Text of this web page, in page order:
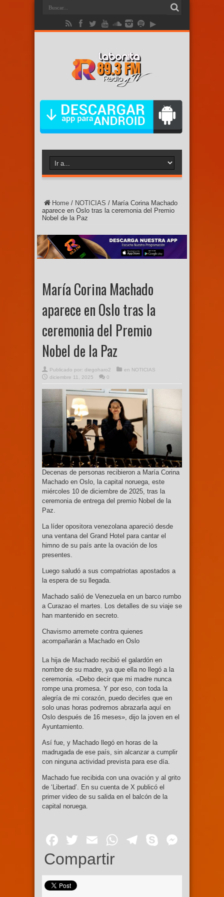
Home / NOTICIAS / María Corina Machado
aparece en Oslo tras la ceremonia del Premio
Nobel de la Paz
María Corina Machado
aparece en Oslo tras la
ceremonia del Premio
Nobel de la Paz
Publicado por: diegoharo2 en NOTICIAS
diciembre 11, 2025
0
Decenas de personas recibieron a María Corina
Machado en Oslo, la capital noruega, este
miércoles 10 de diciembre de 2025, tras la
ceremonia de entrega del premio Nobel de la
Paz.
La líder opositora venezolana apareció desde
una ventana del Grand Hotel para cantar el
himno de su país ante la ovación de los
presentes.
Luego saludó a sus compatriotas apostados a
la espera de su llegada.
Machado salió de Venezuela en un barco rumbo
a Curazao el martes. Los detalles de su viaje se
han mantenido en secreto.
Chavismo arremete contra quienes
acompañarán a Machado en Oslo
La hija de Machado recibió el galardón en
nombre de su madre, ya que ella no llegó a la
ceremonia. «Debo decir que mi madre nunca
rompe una promesa. Y por eso, con toda la
alegría de mi corazón, puedo decirles que en
solo unas horas podremos abrazarla aquí en
Oslo después de 16 meses», dijo la joven en el
Ayuntamiento.
Así fue, y Machado llegó en horas de la
madrugada de ese país, sin alcanzar a cumplir
con ninguna actividad prevista para ese día.
Machado fue recibida con una ovación y al grito
de ‘Libertad’. En su cuenta de X publicó el
primer video de su salida en el balcón de la
capital noruega.
Facebook
Twitter
EmailWhatsApp
Telegram
Skype
Compartir